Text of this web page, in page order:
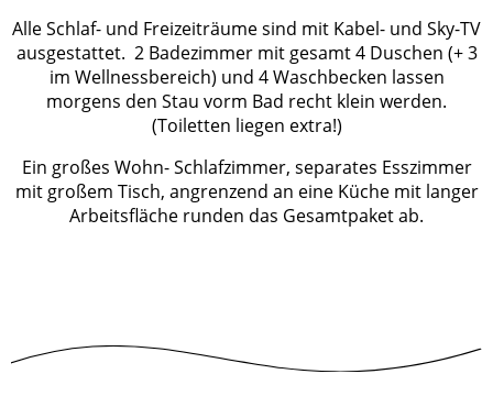
Alle Schlaf- und Freizeiträume sind mit Kabel- und Sky-TV
ausgestattet. 2 Badezimmer mit gesamt 4 Duschen (+ 3
im Wellnessbereich) und 4 Waschbecken lassen
morgens den Stau vorm Bad recht klein werden.
(Toiletten liegen extra!)
Ein großes Wohn- Schlafzimmer, separates Esszimmer
mit großem Tisch, angrenzend an eine Küche mit langer
Arbeitsfläche runden das Gesamtpaket ab.